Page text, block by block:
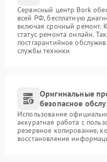
Сервисный центр Bork
всей РФ, бесплатную
включая срочный ремонт.
статус ремонта онлайн.
постгарантийное
службы техники
Оригинальные
безопасное
Использование
аккуратная работа с
резервное копирование,
восстановление